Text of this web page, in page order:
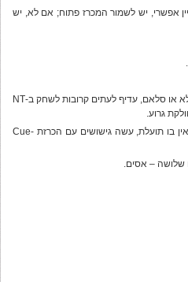
אפשרי, יש לשמור המכרז פתוח; אם לא, יש
עם 2 ידיים מאוזנות זו מול זו וערכי קלפים גבוהים במשקל מלא למשחק מלא או סלאם, עדיף לעתים קרובות לשחק ב-NT
גרוע.
אם ברצונך ללכת לסלאם ויש בידך void אל תשתמש ב-Blackwood כי אין בו תועלת, עשה גישושים עם הכרזת Cue-
שלושה – אסים.